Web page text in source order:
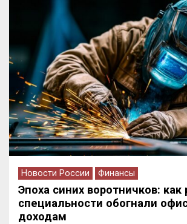
Новости России Финансы
Эпоха синих воротничков: как
специальности обогнали
доходам